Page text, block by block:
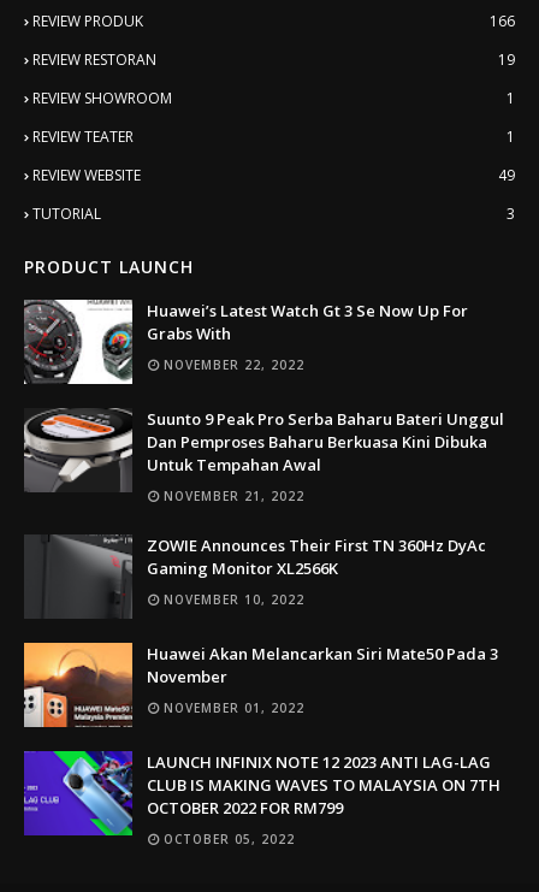
REVIEW PRODUK
166
REVIEW RESTORAN
19
REVIEW SHOWROOM
1
REVIEW TEATER
1
REVIEW WEBSITE
49
TUTORIAL
3
PRODUCT LAUNCH
Huawei’s Latest Watch Gt 3 Se Now Up For
Grabs With
NOVEMBER 22, 2022
Suunto 9 Peak Pro Serba Baharu Bateri Unggul
Dan Pemproses Baharu Berkuasa Kini Dibuka
Untuk Tempahan Awal
NOVEMBER 21, 2022
ZOWIE Announces Their First TN 360Hz DyAc
Gaming Monitor XL2566K
NOVEMBER 10, 2022
Huawei Akan Melancarkan Siri Mate50 Pada 3
November
NOVEMBER 01, 2022
LAUNCH INFINIX NOTE 12 2023 ANTI LAG-LAG
CLUB IS MAKING WAVES TO MALAYSIA ON 7TH
OCTOBER 2022 FOR RM799
OCTOBER 05, 2022